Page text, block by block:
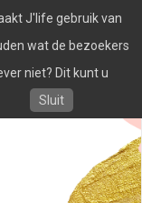
J'life gebruik van
wat de bezoekers
niet? Dit kunt u
Sluit